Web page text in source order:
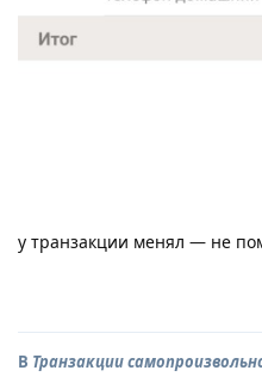
у транзакции менял — не
В Транзакции